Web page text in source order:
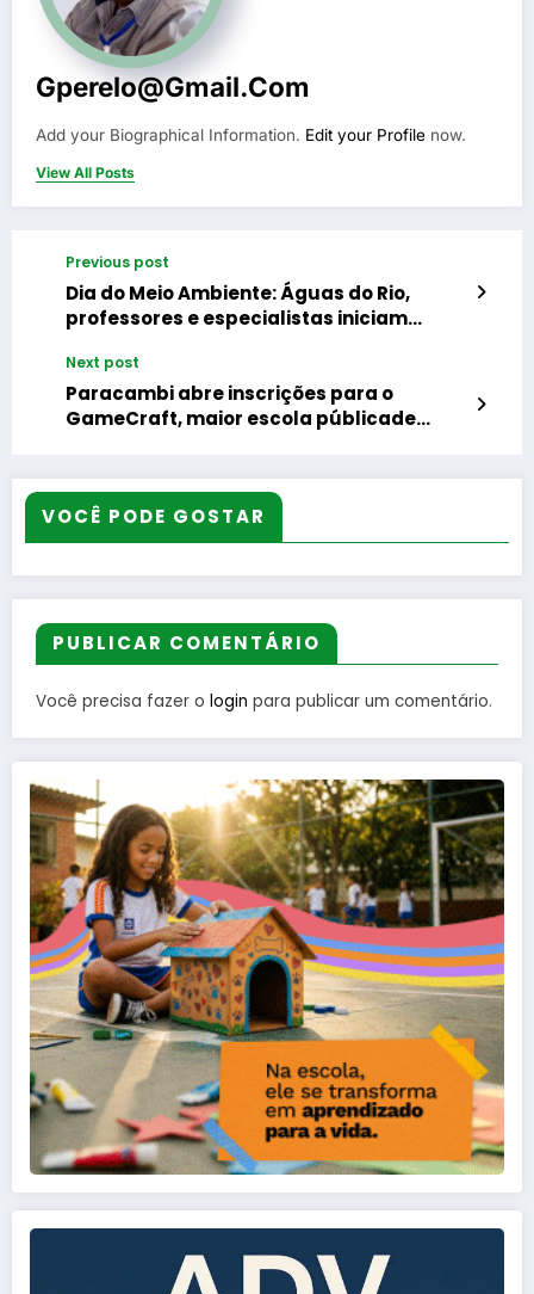
Gperelo@gmail.com
Add your Biographical Information. Edit your Profile now.
View All Posts
Previous post
Dia do Meio Ambiente: Águas do Rio,
professores e especialistas iniciam
e reforçam o ‘pulmão verde’ da Baía de
Guanabara
Next post
Paracambi abre inscrições para o
GameCraft, maior escola públicade
VOCÊ PODE GOSTAR
PUBLICAR COMENTÁRIO
Você precisa fazer o login para publicar um comentário.